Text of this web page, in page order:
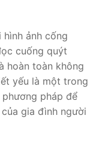
ảnh cống
cuống quýt
hoàn toàn không
yếu là một trong
pháp để
gia đình người